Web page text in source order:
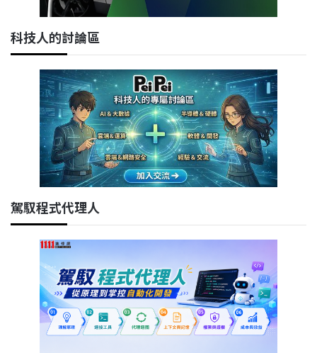
科技人的討論區
駕馭程式代理人